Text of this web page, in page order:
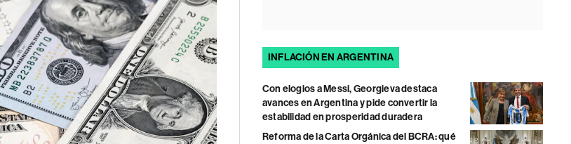
INFLACIÓN EN ARGENTINA
Con elogios a Messi, Georgieva destaca
avances en Argentina y pide convertir la
estabilidad en prosperidad duradera
Reforma de la Carta Orgánica del BCRA: qué